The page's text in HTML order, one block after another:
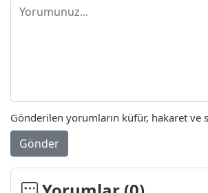
Gönderilen yorumların küfür, hakaret ve
Gönder